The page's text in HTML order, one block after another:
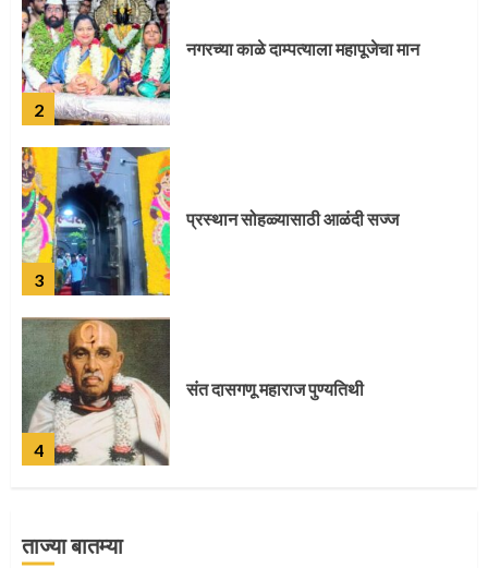
3
प्रस्थान सोहळ्यासाठी आळंदी सज्ज
4
संत दासगणू महाराज पुण्यतिथी
5
जवानाला मिळाला महापूजेचा मान
ताज्या बातम्या